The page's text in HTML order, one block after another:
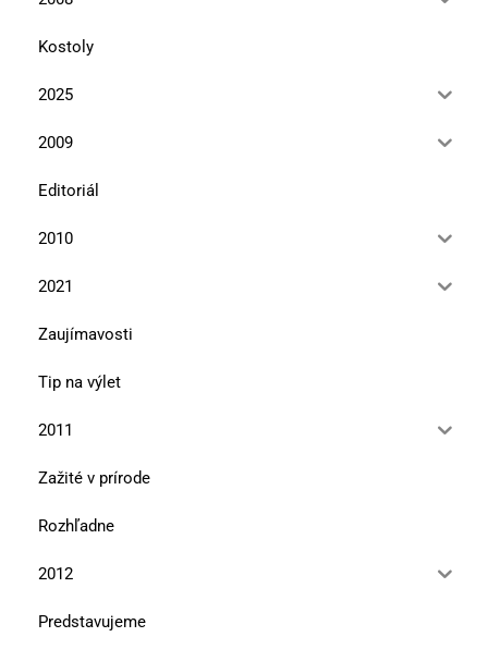
Kostoly
2025
2009
Editoriál
2010
2021
Zaujímavosti
Tip na výlet
2011
Zažité v prírode
Rozhľadne
2012
Predstavujeme